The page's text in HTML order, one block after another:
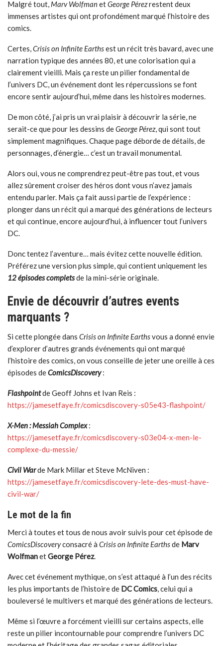
Malgré tout, Marv WolfmanetGeorge Pérezrestent deux
immenses artistes qui ont profondément marqué l’histoire des
comics.
Certes,Crisis on Infinite Earthsest un récit très bavard, avec une
narration typique des années 80, et une colorisation qui a
clairement vieilli. Mais ça reste un pilier fondamental de
l’univers DC, un événement dont les répercussions se font
encore sentir aujourd’hui, même dans les histoires modernes.
De mon côté, j’ai pris un vrai plaisir à découvrir la série, ne
serait-ce que pour les dessins deGeorge Pérez, qui sont tout
simplement magnifiques. Chaque page déborde de détails, de
personnages, d’énergie… c’est un travail monumental.
Alors oui, vous ne comprendrez peut-être pas tout, et vous
allez sûrement croiser des héros dont vous n’avez jamais
entendu parler. Mais ça fait aussi partie de l’expérience :
plonger dans un récit qui a marqué des générations de lecteurs
et qui continue, encore aujourd’hui, à influencer tout l’univers
DC.
Donc tentez l’aventure… mais évitez cette nouvelle édition.
Préférez une version plus simple, qui contient uniquement les
12 épisodes completsde la mini-série originale.
Envie de découvrir d’autres events
marquants ?
Si cette plongée dans Crisis on Infinite Earthsvous a donné envie
d’explorer d’autres grands événements qui ont marqué
l’histoire des comics, on vous conseille de jeter une oreille à ces
épisodes deComicsDiscovery:
Flashpointde Geoff Johns et Ivan Reis :
https://jamesetfaye.fr/comicsdiscovery-s05e43-flashpoint/
X-Men : Messiah Complex:
https://jamesetfaye.fr/comicsdiscovery-s03e04-x-men-le-
complexe-du-messie/
Civil Warde Mark Millar et Steve McNiven :
https://jamesetfaye.fr/comicsdiscovery-lete-des-must-have-
civil-war/
Le mot de la fin
Merci à toutes et tous de nous avoir suivis pour cet épisode de
ComicsDiscoveryconsacré à Crisis on Infinite Earthsde Marv
WolfmanetGeorge Pérez.
Avec cet événement mythique, on s’est attaqué à l’un des récits
les plus importants de l’histoire de DC Comics, celui qui a
bouleversé le multivers et marqué des générations de lecteurs.
Même si l’œuvre a forcément vieilli sur certains aspects, elle
reste un pilier incontournable pour comprendre l’univers DC